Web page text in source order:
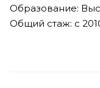
Образование:
Общий стаж: с